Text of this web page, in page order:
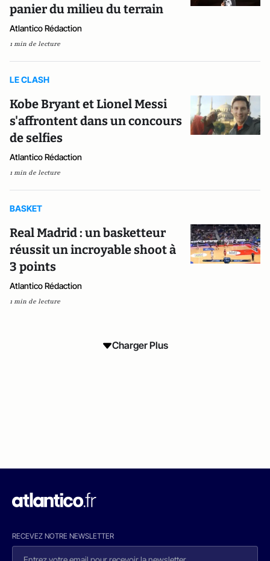
panier du milieu du terrain
Atlantico Rédaction
1 min de lecture
LE CLASH
Kobe Bryant et Lionel Messi
s'affrontent dans un concours
de selfies
Atlantico Rédaction
1 min de lecture
BASKET
Real Madrid : un basketteur
réussit un incroyable shoot à
3 points
Atlantico Rédaction
1 min de lecture
Charger Plus
RECEVEZ NOTRE NEWSLETTER